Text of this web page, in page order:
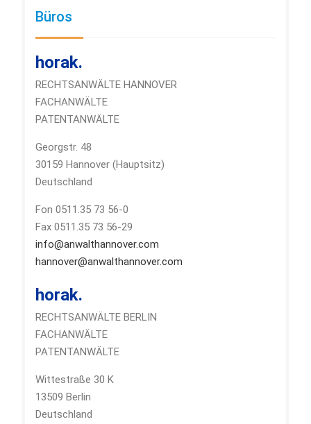
Büros
horak.
RECHTSANWÄLTE HANNOVER
FACHANWÄLTE
PATENTANWÄLTE
Georgstr. 48
30159 Hannover (Hauptsitz)
Deutschland
Fon 0511.35 73 56-0
Fax 0511.35 73 56-29
info@anwalthannover.com
hannover@anwalthannover.com
horak.
RECHTSANWÄLTE BERLIN
FACHANWÄLTE
PATENTANWÄLTE
Wittestraße 30 K
13509 Berlin
Deutschland